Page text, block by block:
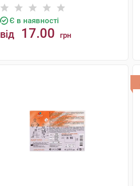
Є в наявності
від 17.00 грн